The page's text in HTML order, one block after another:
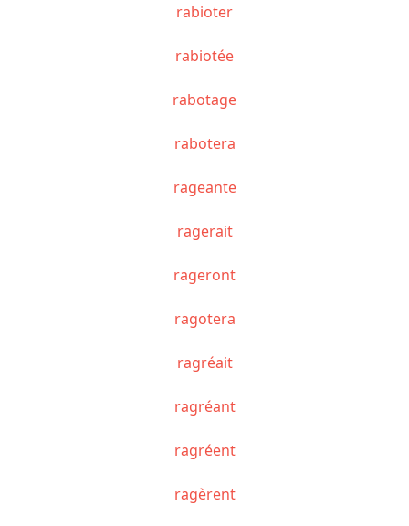
rabioter
rabiotée
rabotage
rabotera
rageante
ragerait
rageront
ragotera
ragréait
ragréant
ragréent
ragèrent